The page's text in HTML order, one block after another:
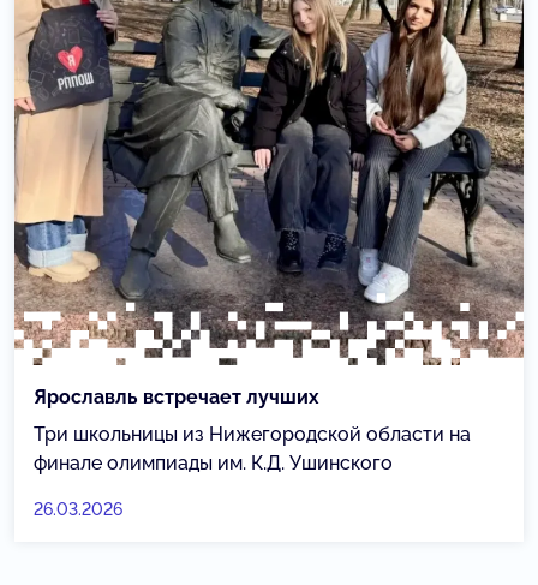
Ярославль встречает лучших
Три школьницы из Нижегородской области на
финале олимпиады им. К.Д. Ушинского
26.03.2026